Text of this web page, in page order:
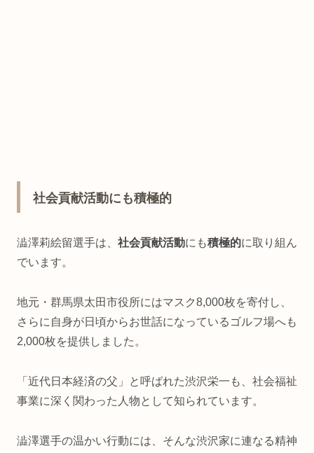
社会貢献活動にも積極的
澁澤莉絵留選手は、 社会貢献活動にも積極的に取り組ん
でいます。
地元・群馬県太田市役所にはマスク8,000枚を寄付し、
さらに自身が日頃からお世話になっているゴルフ場へも
2,000枚を提供しました。
「近代日本経済の父」と呼ばれた渋沢栄一も、社会福祉
事業に深く関わった人物として知られています。
澁澤選手の温かい行動には、そんな渋沢家に連なる精神